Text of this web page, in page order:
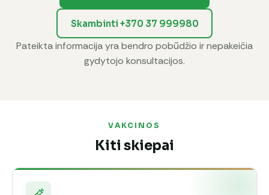
Skambinti +370 37 999980
Pateikta informacija yra bendro pobūdžio ir nepakeičia
gydytojo konsultacijos.
VAKCINOS
Kiti skiepai